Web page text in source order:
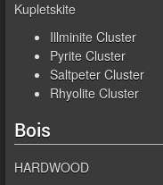
Kupletskite
Illminite Cluster
Pyrite Cluster
Saltpeter Cluster
Rhyolite Cluster
Bois
HARDWOOD